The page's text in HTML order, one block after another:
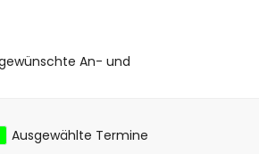
An- und
Ausgewählte Termine